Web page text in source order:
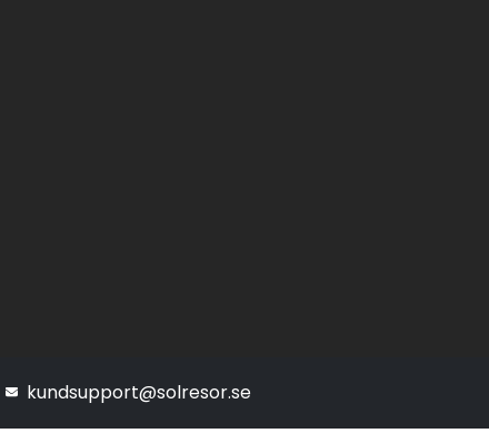
kundsupport@solresor.se